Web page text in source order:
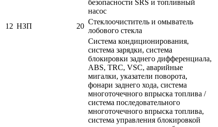
безопасности SRS и топливный
насос
12 НЗП 20
Стеклоочиститель и омыватель
лобового стекла
Система кондиционирования,
система зарядки, система
блокировки заднего дифференциала,
ABS, TRC, VSC, аварийные
мигалки, указатели поворота,
фонари заднего хода, система
многоточечного впрыска топлива /
система последовательного
многоточечного впрыска топлива,
система управления блокировкой